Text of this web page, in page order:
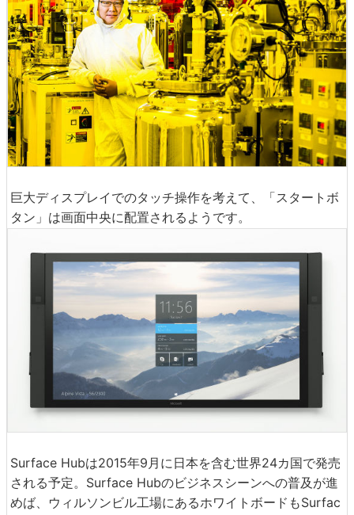
巨大ディスプレイでのタッチ操作を考えて、「スタートボ
タン」は画面中央に配置されるようです。
Surface Hubは2015年9月に日本を含む世界24カ国で発売
される予定。Surface Hubのビジネスシーンへの普及が進
めば、ウィルソンビル工場にあるホワイトボードもSurfac